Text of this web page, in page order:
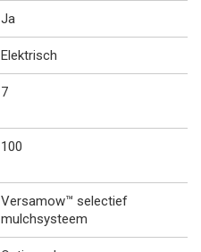
Ja
Elektrisch
7
100
Versamow™ selectief
mulchsysteem